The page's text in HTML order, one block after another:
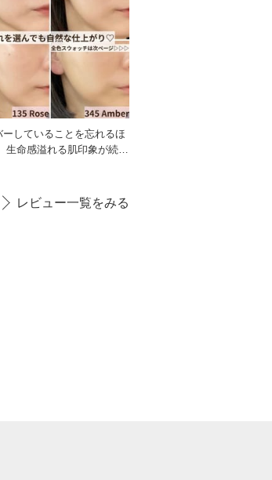
ーしていることを忘れるほ
生命感溢れる肌印象が続
レビュー一覧をみる